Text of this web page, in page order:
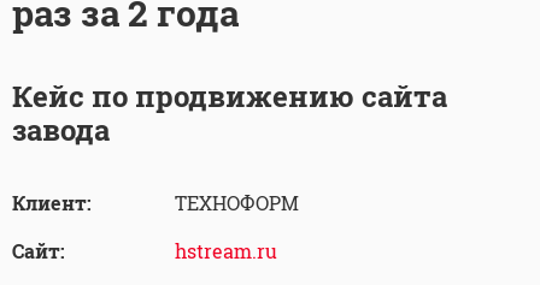
раз за 2 года
Кейс по продвижению сайта
завода
Клиент:
ТЕХНОФОРМ
Сайт:
hstream.ru